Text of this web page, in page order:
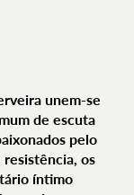
unem-se
de escuta
pelo
os
íntimo